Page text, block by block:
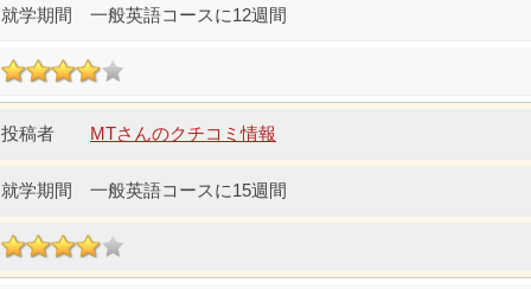
一般英語コースに12週間
MTさんのクチコミ情報
一般英語コースに15週間